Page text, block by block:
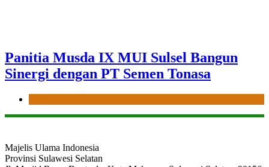
Panitia Musda IX MUI Sulsel Bangun
Sinergi dengan PT Semen Tonasa
Majelis Ulama Indonesia
Provinsi Sulawesi Selatan